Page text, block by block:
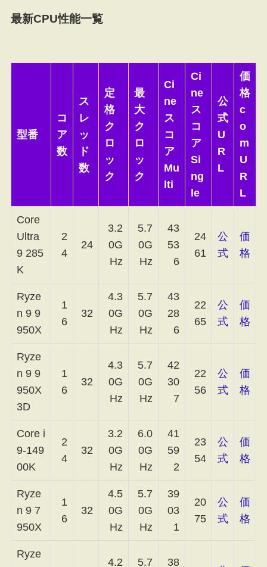
最新CPU性能一覧
型番
コ
ア
数
ス
レ
ッ
ド
数
定
格
ク
ロ
ッ
ク
最
大
ク
ロ
ッ
ク
Ci
ne
ス
コ
ア
Mu
lti
Ci
ne
ス
コ
ア
Si
ng
le
公
式
U
R
L
価
格
c
o
m
U
R
L
Core
Ultra
9 285
K
2
4
24
3.2
0G
Hz
5.7
0G
Hz
43
53
6
24
61
公
式
価
格
Ryze
n 9 9
950X
1
6
32
4.3
0G
Hz
5.7
0G
Hz
43
28
6
22
65
公
式
価
格
Ryze
n 9 9
950X
3D
1
6
32
4.3
0G
Hz
5.7
0G
Hz
42
30
7
22
56
公
式
価
格
Core i
9-149
00K
2
4
32
3.2
0G
Hz
6.0
0G
Hz
41
59
2
23
54
公
式
価
格
Ryze
n 9 7
950X
1
6
32
4.5
0G
Hz
5.7
0G
Hz
39
03
1
20
75
公
式
価
格
Ryze
4.2 5.7 38